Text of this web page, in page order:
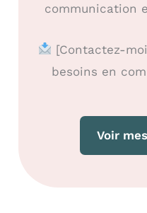
communication
[Contactez-
besoins en
Voir